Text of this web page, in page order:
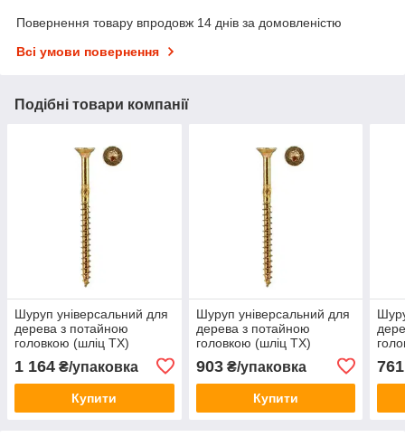
Повернення товару впродовж 14 днів за домовленістю
Всі умови повернення
Подібні товари компанії
Шуруп універсальний для
дерева з потайною
головкою (шліц TX)
1 164 ₴/упаковка
Купити
Шуруп універсальний для
дерева з потайною
головкою (шліц TX)
903₴/упаковка
Купити
761